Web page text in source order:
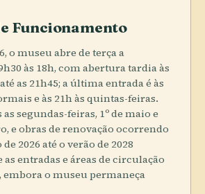
Funcionamento
o museu abre de terça a
às 18h, com abertura tardia às
as 21h45; a última entrada é às
e às 21h às quintas-feiras.
segundas-feiras, 1º de maio e
e obras de renovação ocorrendo
2026 até o verão de 2028
entradas e áreas de circulação
o museu permaneça